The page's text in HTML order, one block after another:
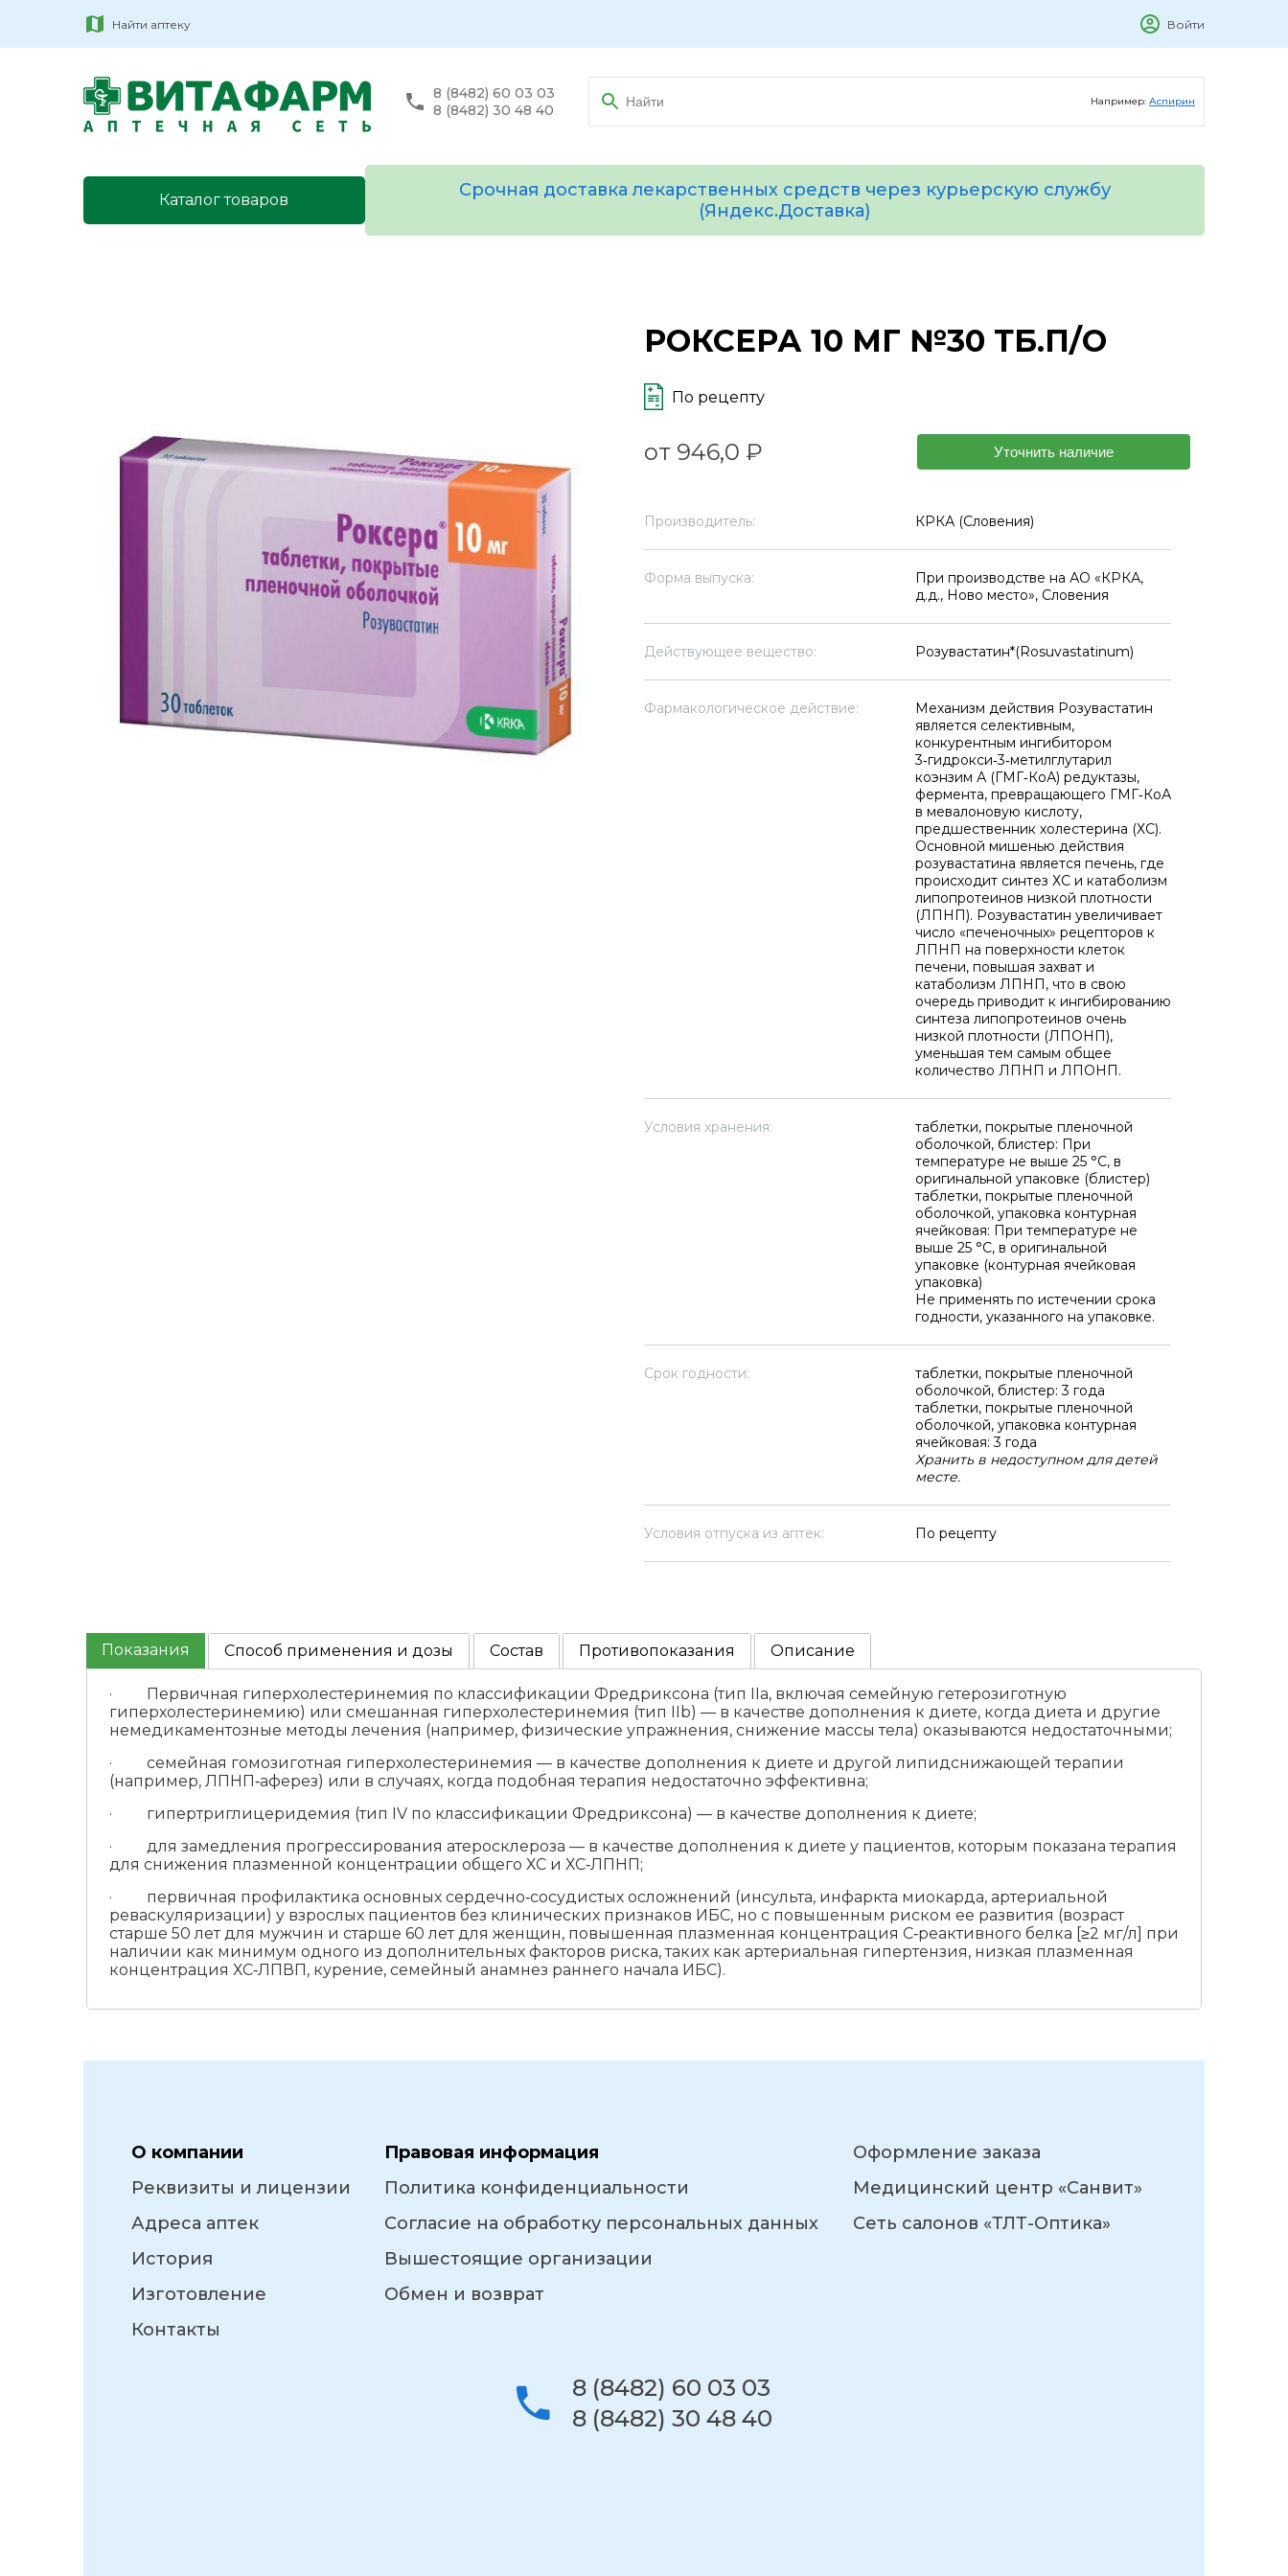
Найти аптеку Войти
8 (8482) 60 03 03
8 (8482) 30 48 40
Например: Аспирин
Каталог товаров
Срочная доставка лекарственных средств через курьерскую службу
(Яндекс.Доставка)
РОКСЕРА 10 МГ №30 ТБ.П/О
По рецепту
от 946,0 ₽ Уточнить наличие
Производитель: КРКА (Словения)
Форма выпуска:
При производстве на АО «КРКА,
д.д., Ново место», Словения
Действующее вещество: Розувастатин*(Rosuvastatinum)
Фармакологическое действие:
Механизм действия Розувастатин
является селективным,
конкурентным ингибитором
3‑гидрокси‑3‑метилглутарил
коэнзим А (ГМГ‑КоА) редуктазы,
фермента, превращающего ГМГ‑КоА
в мевалоновую кислоту,
предшественник холестерина (ХС).
Основной мишенью действия
розувастатина является печень, где
происходит синтез ХС и катаболизм
липопротеинов низкой плотности
(ЛПНП). Розувастатин увеличивает
число «печеночных» рецепторов к
ЛПНП на поверхности клеток
печени, повышая захват и
катаболизм ЛПНП, что в свою
очередь приводит к ингибированию
синтеза липопротеинов очень
низкой плотности (ЛПОНП),
уменьшая тем самым общее
количество ЛПНП и ЛПОНП.
Условия хранения:
таблетки, покрытые пленочной
оболочкой, блистер: При
температуре не выше 25 °C, в
оригинальной упаковке (блистер)
таблетки, покрытые пленочной
оболочкой, упаковка контурная
ячейковая: При температуре не
выше 25 °C, в оригинальной
упаковке (контурная ячейковая
упаковка)
Не применять по истечении срока
годности, указанного на упаковке.
Срок годности:
таблетки, покрытые пленочной
оболочкой, блистер: 3 года
таблетки, покрытые пленочной
оболочкой, упаковка контурная
ячейковая: 3 года
Хранить в недоступном для детей
месте.
Условия отпуска из аптек: По рецепту
Показания Способ применения и дозы Состав Противопоказания Описание
· Первичная гиперхолестеринемия по классификации Фредриксона (тип IIa, включая семейную гетерозиготную
гиперхолестеринемию) или смешанная гиперхолестеринемия (тип IIb) — в качестве дополнения к диете, когда диета и другие
немедикаментозные методы лечения (например, физические упражнения, снижение массы тела) оказываются недостаточными;
· семейная гомозиготная гиперхолестеринемия — в качестве дополнения к диете и другой липидснижающей терапии
(например, ЛПНП‑аферез) или в случаях, когда подобная терапия недостаточно эффективна;
· гипертриглицеридемия (тип IV по классификации Фредриксона) — в качестве дополнения к диете;
· для замедления прогрессирования атеросклероза — в качестве дополнения к диете у пациентов, которым показана терапия
для снижения плазменной концентрации общего ХС и ХС‑ЛПНП;
· первичная профилактика основных сердечно‑сосудистых осложнений (инсульта, инфаркта миокарда, артериальной
реваскуляризации) у взрослых пациентов без клинических признаков ИБС, но с повышенным риском ее развития (возраст
старше 50 лет для мужчин и старше 60 лет для женщин, повышенная плазменная концентрация C‑реактивного белка [≥2 мг/л] при
наличии как минимум одного из дополнительных факторов риска, таких как артериальная гипертензия, низкая плазменная
концентрация ХС‑ЛПВП, курение, семейный анамнез раннего начала ИБС).
О компании
Реквизиты и лицензии
Адреса аптек
История
Изготовление
Контакты
Правовая информация
Политика конфиденциальности
Согласие на обработку персональных данных
Вышестоящие организации
Обмен и возврат
Оформление заказа
Медицинский центр «Санвит»
Сеть салонов «ТЛТ-Оптика»
8 (8482) 60 03 03
8 (8482) 30 48 40